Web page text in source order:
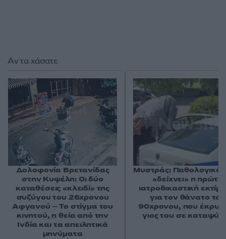
Αν τα χάσατε
Δολοφονία Βρετανίδας
στην Κυψέλη: Οι δύο
καταθέσεις «κλειδί» της
συζύγου του 26χρονου
Αφγανού – Το στίγμα του
κινητού, η θεία από την
Ινδία και τα απειλητικά
μηνύματα
Μυστράς: Παθολογικά
«δείχνει» η πρώτη
ιατροδικαστική
για τον θάνατο του
90χρονου, που
γιος του σε